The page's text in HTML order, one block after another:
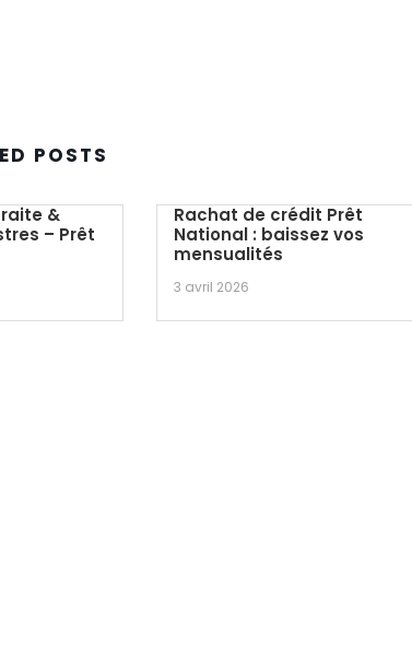
POSTS
&
– Prêt
Rachat de crédit Prêt
National : baissez vos
mensualités
3 avril 2026